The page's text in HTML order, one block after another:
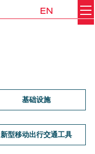
EN Search
基础设施
新型移动出行交通工具